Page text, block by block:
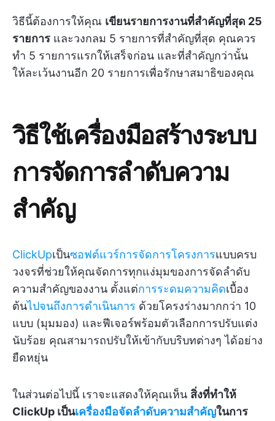
วิธีนี้ต้องการให้คุณ เขียนรายการงานที่สำคัญที่สุด 25
รายการ และวงกลม 5 รายการที่สำคัญที่สุด คุณควร
ทำ 5 รายการแรกให้เสร็จก่อน และที่สำคัญกว่านั้น
ให้ละเว้นงานอีก 20 รายการเพื่อรักษาสมาธิของคุณ
วิธีใช้เครื่องมือสร้างระบบ
การจัดการลำดับความ
สำคัญ
ClickUpเป็นซอฟต์แวร์การจัดการโครงการแบบครบ
วงจรที่ช่วยให้คุณจัดการทุกแง่มุมของการจัดลำดับ
ความสำคัญของงาน ตั้งแต่การระดมความคิดเบื้อง
ต้นไปจนถึงการดำเนินการ ด้วยโครงร่างมากกว่า 10
แบบ (มุมมอง) และฟีเจอร์พร้อมตัวเลือกการปรับแต่ง
นับร้อย คุณสามารถปรับให้เข้ากับบริบทต่างๆ ได้อย่าง
ยืดหยุ่น
ในส่วนต่อไปนี้ เราจะแสดงให้คุณเห็น สิ่งที่ทำให้
ClickUp เป็นเครื่องมือจัดลำดับความสำคัญในการ